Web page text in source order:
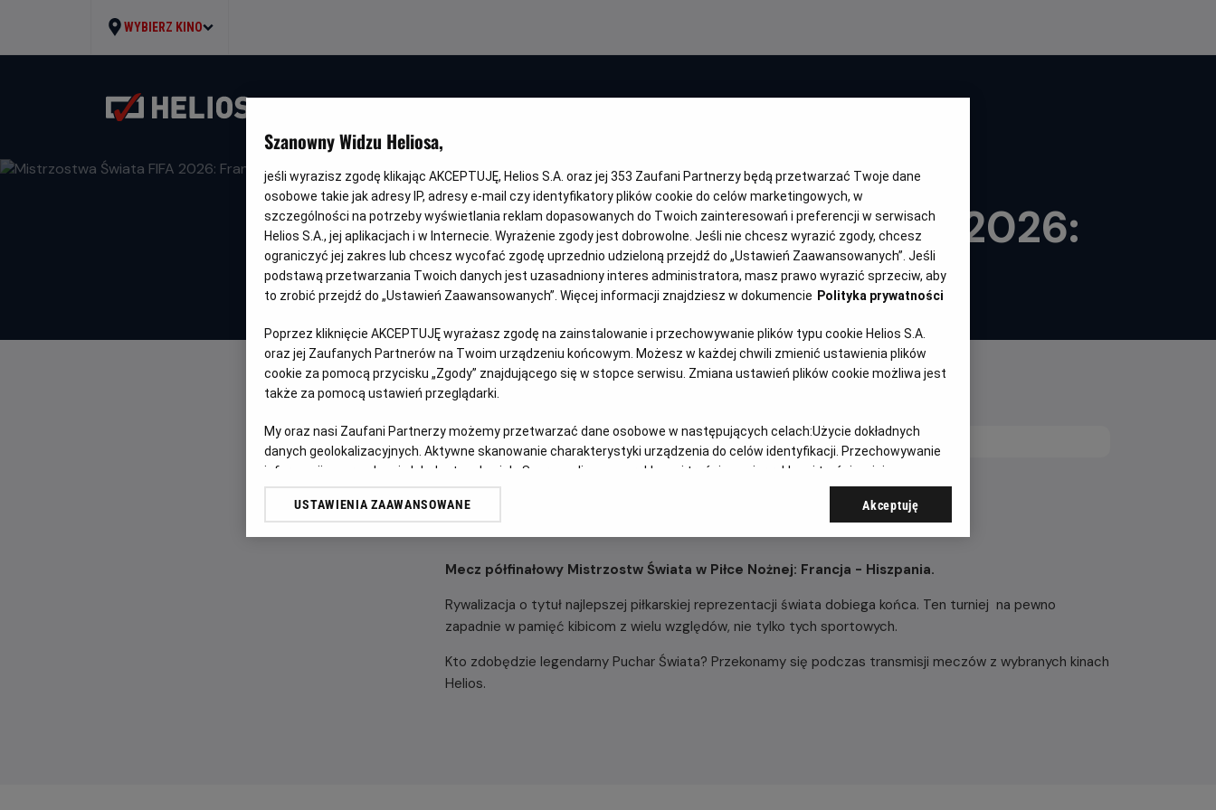
WYBIERZ KINO
Mistrzostwa Świata FIFA 2026:
Francja - Hiszpania
trwania
WYBIERZ SWOJE KINO
OPIS WYDARZENIA
Mecz półfinałowy Mistrzostw Świata w Piłce Nożnej: Francja - Hiszpania.
Rywalizacja o tytuł najlepszej piłkarskiej reprezentacji świata dobiega końca. Ten turniej na pewno
zapadnie w pamięć kibicom z wielu względów, nie tylko tych sportowych.
Kto zdobędzie legendarny Puchar Świata? Przekonamy się podczas transmisji meczów z wybranych kinach
Helios.
Szanowny Widzu Heliosa,
jeśli wyrazisz zgodę klikając AKCEPTUJĘ, Helios S.A. oraz jej 353 Zaufani Partnerzy będą przetwarzać Twoje dane
osobowe takie jak adresy IP, adresy e-mail czy identyfikatory plików cookie do celów marketingowych, w
szczególności na potrzeby wyświetlania reklam dopasowanych do Twoich zainteresowań i preferencji w serwisach
Helios S.A., jej aplikacjach i w Internecie. Wyrażenie zgody jest dobrowolne. Jeśli nie chcesz wyrazić zgody, chcesz
ograniczyć jej zakres lub chcesz wycofać zgodę uprzednio udzieloną przejdź do „Ustawień Zaawansowanych”. Jeśli
podstawą przetwarzania Twoich danych jest uzasadniony interes administratora, masz prawo wyrazić sprzeciw, aby
to zrobić przejdź do „Ustawień Zaawansowanych”. Więcej informacji znajdziesz w dokumencie Polityka prywatności
Poprzez kliknięcie AKCEPTUJĘ wyrażasz zgodę na zainstalowanie i przechowywanie plików typu cookie Helios S.A.
oraz jej Zaufanych Partnerów na Twoim urządzeniu końcowym. Możesz w każdej chwili zmienić ustawienia plików
cookie za pomocą przycisku „Zgody” znajdującego się w stopce serwisu. Zmiana ustawień plików cookie możliwa jest
także za pomocą ustawień przeglądarki.
My oraz nasi Zaufani Partnerzy możemy przetwarzać dane osobowe w następujących celach:Użycie dokładnych
danych geolokalizacyjnych. Aktywne skanowanie charakterystyki urządzenia do celów identyfikacji. Przechowywanie
informacji na urządzeniu lub dostęp do nich. Spersonalizowane reklamy i treści, pomiar reklam i treści, opinie
odbiorców i ulepszanie usług.
USTAWIENIA ZAAWANSOWANE Akceptuję